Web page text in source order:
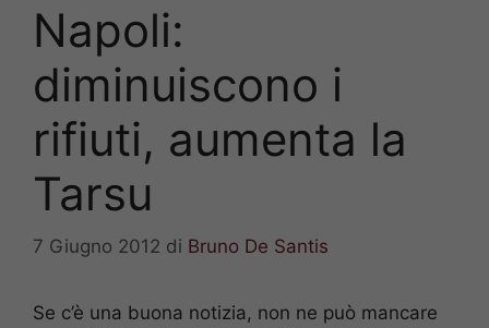
Napoli:
diminuiscono i
rifiuti, aumenta la
Tarsu
7 Giugno 2012 di Bruno De Santis
Se c’è una buona notizia, non ne può mancare